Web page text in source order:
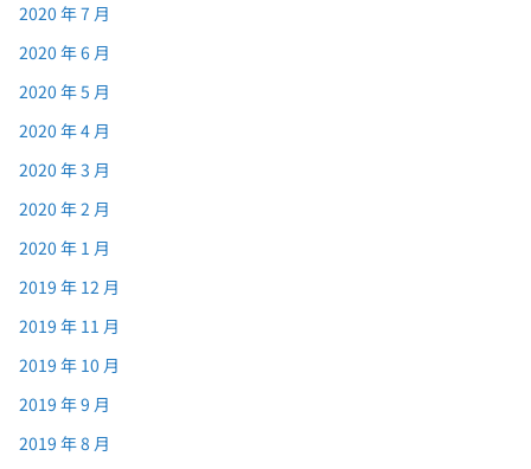
2020 年 7 月
2020 年 6 月
2020 年 5 月
2020 年 4 月
2020 年 3 月
2020 年 2 月
2020 年 1 月
2019 年 12 月
2019 年 11 月
2019 年 10 月
2019 年 9 月
2019 年 8 月